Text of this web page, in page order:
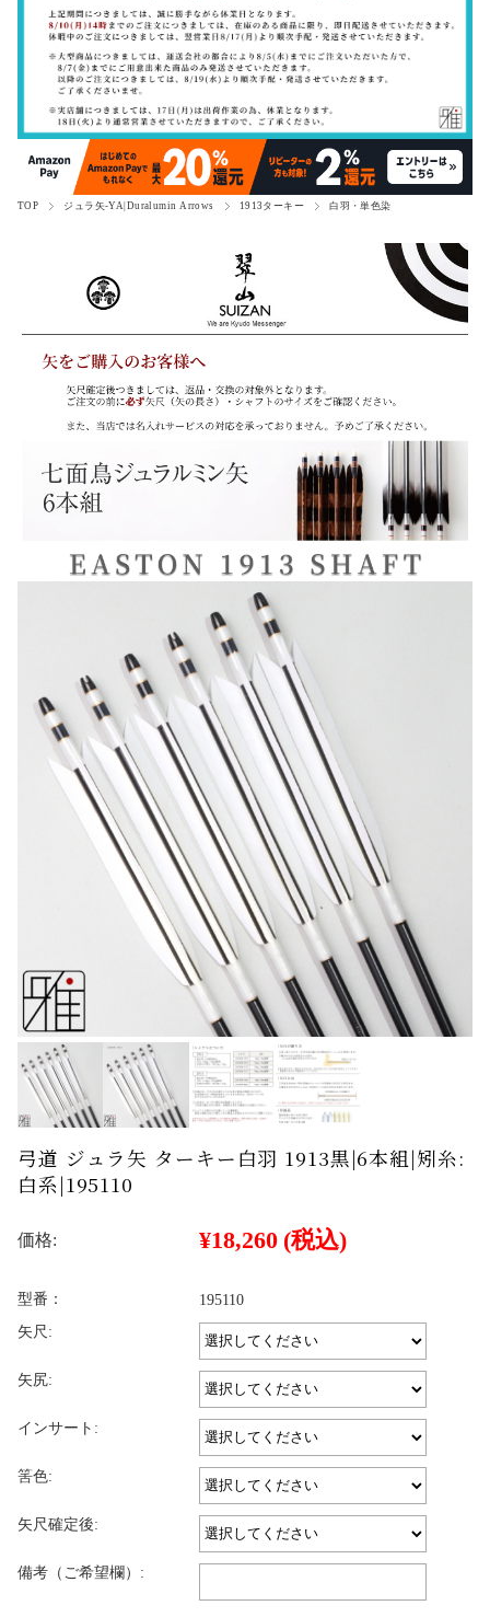
TOP ジュラ矢-YA|Duralumin Arrows 1913ターキー 白羽・単色染
弓道 ジュラ矢 ターキー白羽 1913黒|6本組|矧糸:
白系|195110
価格: ¥18,260 (税込)
型番：
195110
矢尺:
矢尻:
インサート:
筈色:
矢尺確定後:
備考（ご希望欄）: